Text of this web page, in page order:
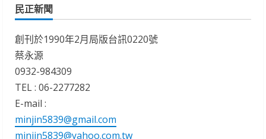
民正新聞
創刊於1990年2月局版台訊0220號
蔡永源
0932-984309
TEL : 06-2277282
E-mail :
minjin5839@gmail.com
minjin5839@yahoo.com.tw